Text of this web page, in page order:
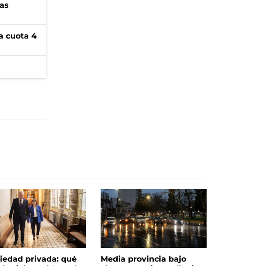
cuota 4
privada: qué
Media provincia bajo